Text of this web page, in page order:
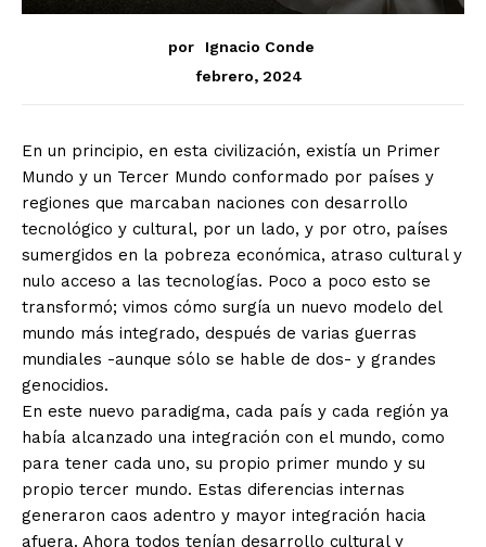
por
Ignacio Conde
febrero, 2024
En un principio, en esta civilización, existía un Primer
Mundo y un Tercer Mundo conformado por países y
regiones que marcaban naciones con desarrollo
tecnológico y cultural, por un lado, y por otro, países
sumergidos en la pobreza económica, atraso cultural y
nulo acceso a las tecnologías. Poco a poco esto se
transformó; vimos cómo surgía un nuevo modelo del
mundo más integrado, después de varias guerras
mundiales -aunque sólo se hable de dos- y grandes
genocidios.
En este nuevo paradigma, cada país y cada región ya
había alcanzado una integración con el mundo, como
para tener cada uno, su propio primer mundo y su
propio tercer mundo. Estas diferencias internas
generaron caos adentro y mayor integración hacia
afuera. Ahora todos tenían desarrollo cultural y